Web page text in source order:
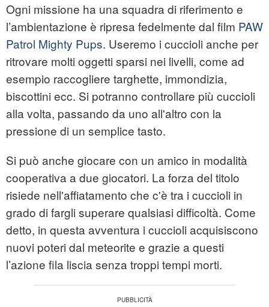
Ogni missione ha una squadra di riferimento e
l’ambientazione è ripresa fedelmente dal film PAW
Patrol Mighty Pups. Useremo i cuccioli anche per
ritrovare molti oggetti sparsi nei livelli, come ad
esempio raccogliere targhette, immondizia,
biscottini ecc. Si potranno controllare più cuccioli
alla volta, passando da uno all'altro con la
pressione di un semplice tasto.
Si può anche giocare con un amico in modalità
cooperativa a due giocatori. La forza del titolo
risiede nell'affiatamento che c'è tra i cuccioli in
grado di fargli superare qualsiasi difficoltà. Come
detto, in questa avventura i cuccioli acquisiscono
nuovi poteri dal meteorite e grazie a questi
l’azione fila liscia senza troppi tempi morti.